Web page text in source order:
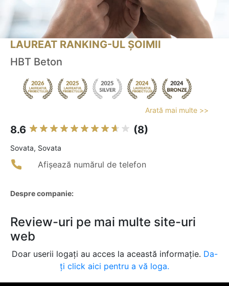
LAUREAT RANKING-UL ȘOIMII
HBT Beton
Arată mai multe >>
8.6 (8)
Sovata, Sovata
Afișează numărul de telefon
Despre companie:
Review-uri pe mai multe site-uri
web
Doar userii logați au acces la această informație. Da-
ți click aici pentru a vă loga.